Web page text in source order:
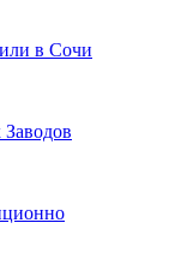
в Сочи